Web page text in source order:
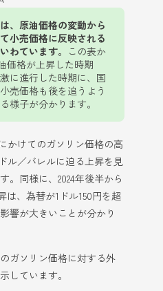
、原油価格の変動から
小売価格に反映される
わています。 この表か
価格が上昇した時期
に進行した時期に、国
売価格も後を追うよう
様子が分かります。
かけてのガソリン価格の高
ル／バレルに迫る上昇を見
。同様に、2024年後半から
は、為替が1ドル150円を超
響が大きいことが分かり
ガソリン価格に対する外
しています。